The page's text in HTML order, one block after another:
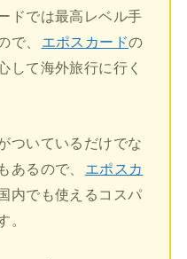
ドでは最高レベル手
で、
エポスカードの
して海外旅行に行く
ついているだけでな
あるので、
エポスカ
内でも使えるコスパ
。